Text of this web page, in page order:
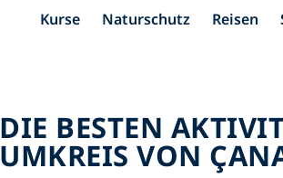
Kurse Naturschutz Reisen
DIE BESTEN
UMKREIS VON